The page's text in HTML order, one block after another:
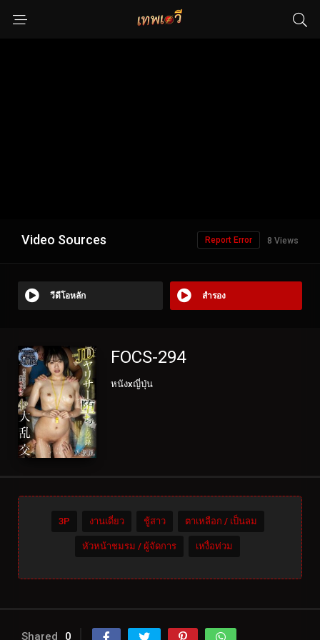
Video Sources 8 Views
Report Error
วีดีโอหลัก สำรอง
FOCS-294
หนังxญี่ปุ่น
3P งานเดี่ยว ชู้สาว ตาเหลือก / เป็นลม
หัวหน้าชมรม / ผู้จัดการ เหงื่อท่วม
Shared 0